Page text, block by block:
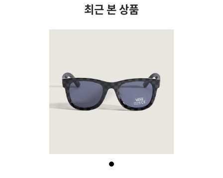
최근 본 상품